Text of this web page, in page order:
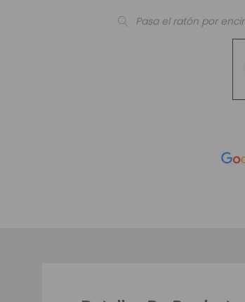
Pasa el ratón por